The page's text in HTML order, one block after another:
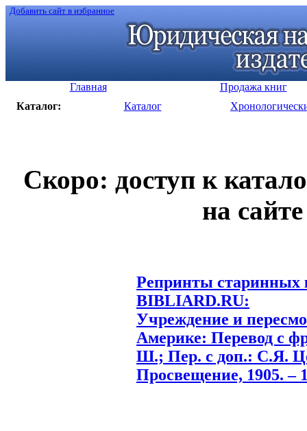
Добавить сайт в избранное
Главная
Продажа книг
Каталог:
Каталог
Скоро: доступ к
на
Репринты старинных
BIBLIARD.RU:
Учреждение и
Америке: Перевод с
Ш.; Пер. с доп.: С.Я.
Просвещение, 1905. –